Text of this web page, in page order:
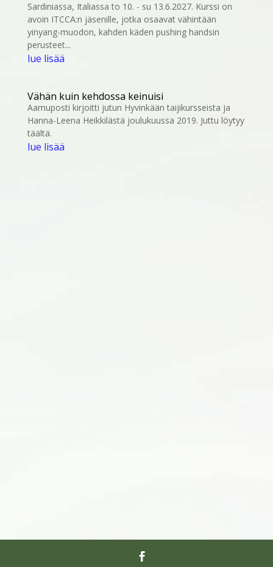
Sardiniassa, Italiassa to 10. - su 13.6.2027. Kurssi on
avoin ITCCA:n jäsenille, jotka osaavat vähintään
yinyang-muodon, kahden käden pushing handsin
perusteet...
lue lisää
Vähän kuin kehdossa keinuisi
Aamuposti kirjoitti jutun Hyvinkään taijikursseista ja
Hanna-Leena Heikkilästä joulukuussa 2019. Juttu löytyy
täältä.
lue lisää